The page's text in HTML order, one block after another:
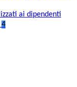
ai dipendenti
4